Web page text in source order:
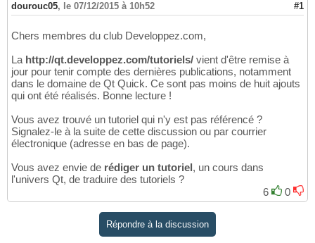
dourouc05, le 07/12/2015 à 10h52 #1
Chers membres du club Developpez.com,
La http://qt.developpez.com/tutoriels/ vient d'être remise à
jour pour tenir compte des dernières publications, notamment
dans le domaine de Qt Quick. Ce sont pas moins de huit ajouts
qui ont été réalisés. Bonne lecture !
Vous avez trouvé un tutoriel qui n'y est pas référencé ?
Signalez-le à la suite de cette discussion ou par courrier
électronique (adresse en bas de page).
Vous avez envie de rédiger un tutoriel, un cours dans
l'univers Qt, de traduire des tutoriels ?
6
0
Répondre à la discussion